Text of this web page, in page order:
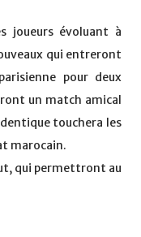
joueurs évoluant à
qui entreront
pour deux
un match amical
touchera les
marocain.
qui permettront au